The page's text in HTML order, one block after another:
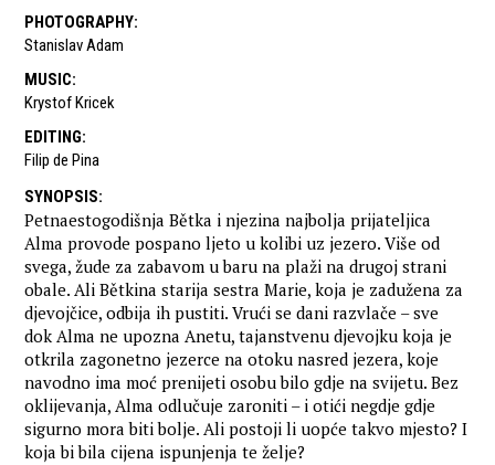
PHOTOGRAPHY:
Stanislav Adam
MUSIC:
Krystof Kricek
EDITING:
Filip de Pina
SYNOPSIS:
Petnaestogodišnja Bětka i njezina najbolja prijateljica
Alma provode pospano ljeto u kolibi uz jezero. Više od
svega, žude za zabavom u baru na plaži na drugoj strani
obale. Ali Bětkina starija sestra Marie, koja je zadužena za
djevojčice, odbija ih pustiti. Vrući se dani razvlače – sve
dok Alma ne upozna Anetu, tajanstvenu djevojku koja je
otkrila zagonetno jezerce na otoku nasred jezera, koje
navodno ima moć prenijeti osobu bilo gdje na svijetu. Bez
oklijevanja, Alma odlučuje zaroniti – i otići negdje gdje
sigurno mora biti bolje. Ali postoji li uopće takvo mjesto? I
koja bi bila cijena ispunjenja te želje?